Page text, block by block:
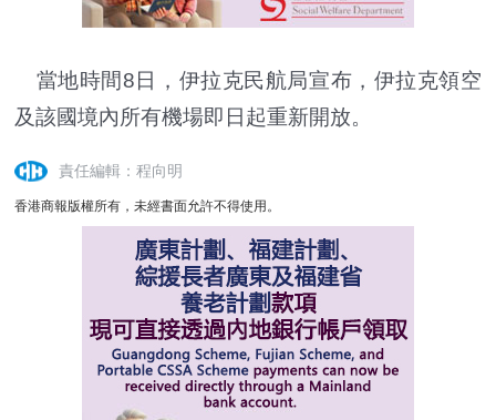
當地時間8日，伊拉克民航局宣布，伊拉克領空
及該國境內所有機場即日起重新開放。
責任編輯：程向明
香港商報版權所有，未經書面允許不得使用。